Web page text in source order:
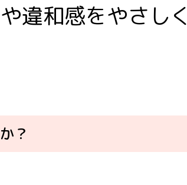
違和感をやさしく
？